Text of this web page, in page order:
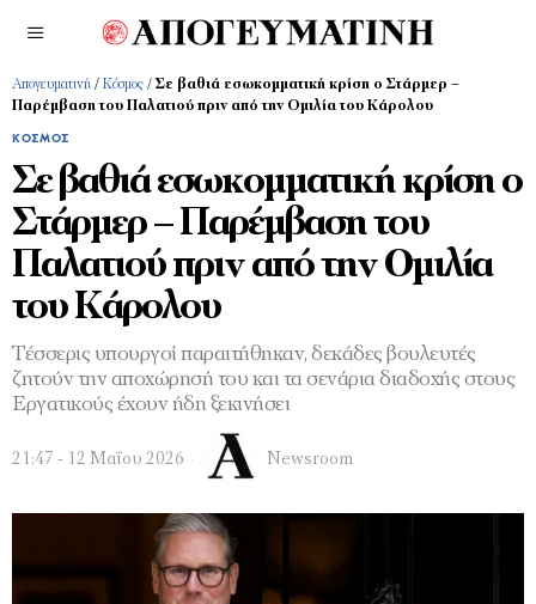
Απογευματινή / Κόσμος / Σε βαθιά εσωκομματική κρίση ο Στάρμερ –
Παρέμβαση του Παλατιού πριν από την Ομιλία του Κάρολου
ΚΌΣΜΟΣ
Σε βαθιά εσωκομματική κρίση ο
Στάρμερ – Παρέμβαση του
Παλατιού πριν από την Ομιλία
του Κάρολου
Τέσσερις υπουργοί παραιτήθηκαν, δεκάδες βουλευτές
ζητούν την αποχώρησή του και τα σενάρια διαδοχής στους
Εργατικούς έχουν ήδη ξεκινήσει
21:47 - 12 Μαΐου 2026 Newsroom